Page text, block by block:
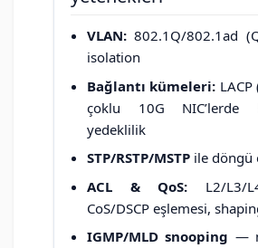
VLAN: 802.1Q/802.1ad
isolation
Bağlantı kümeleri:
çoklu 10G NIC’lerde
yedeklilik
STP/RSTP/MSTP ile döngü
ACL & QoS: L2/L3/
CoS/DSCP eşlemesi,
IGMP/MLD snooping —